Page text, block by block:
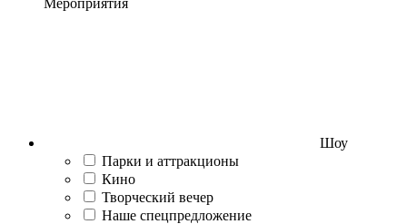
Мероприятия
Шоу
Парки и аттракционы
Кино
Творческий вечер
Наше спецпредложение